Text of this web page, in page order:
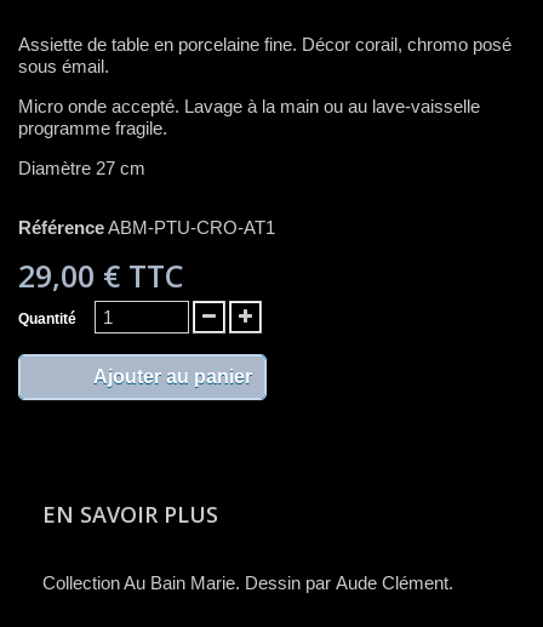
Assiette de table en porcelaine fine. Décor corail, chromo posé
sous émail.
Micro onde accepté. Lavage à la main ou au lave-vaisselle
programme fragile.
Diamètre 27 cm
RéférenceABM-PTU-CRO-AT1
29,00 € TTC
Quantité
Ajouter au panier
EN SAVOIR PLUS
C​ollection Au Bain Marie. Dessin par Aude Clément.